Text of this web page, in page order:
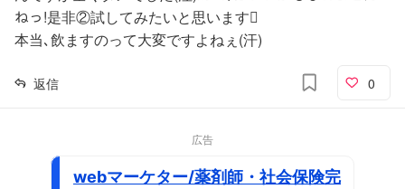
ねっ!是非②試してみたいと思います
本当､飲ますのって大変ですよねぇ(汗)
返信 0
広告
webマーケター/薬剤師・社会保険完